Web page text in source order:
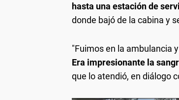
hasta una estación de
donde bajó de la cabina y
"Fuimos en la ambulancia
Era impresionante la
que lo atendió, en diálogo